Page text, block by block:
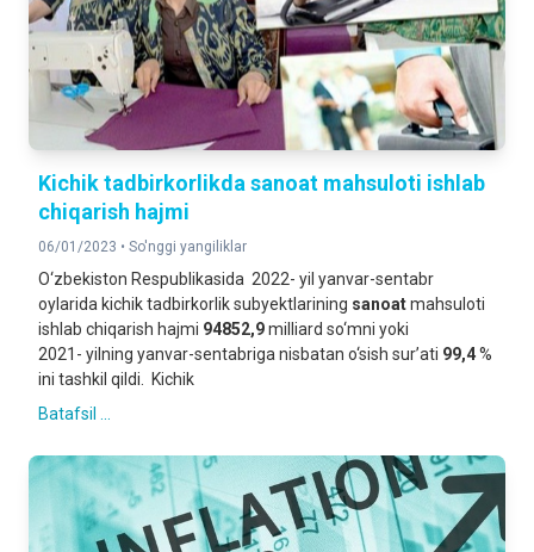
Kichik tadbirkorlikda sanoat mahsuloti ishlab
chiqarish hajmi
06/01/2023 • So'nggi yangiliklar
O‘zbekiston Respublikasida 2022- yil yanvar-sentabr
oylarida kichik tadbirkorlik subyektlarining sanoatmahsuloti
ishlab chiqarish hajmi 94852,9milliard so‘mni yoki
2021- yilning yanvar-sentabriga nisbatan o‘sish sur’ati 99,4%
ini tashkil qildi. Kichik
Batafsil ...